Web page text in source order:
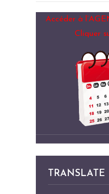
Accéder à
Cliquer
TRANSLATE